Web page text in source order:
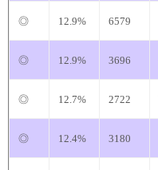
◎ 12.9% 6579
◎ 12.9% 3696
◎ 12.7% 2722
◎ 12.4% 3180